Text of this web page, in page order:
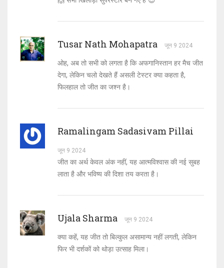
Tusar Nath Mohapatra जून 9 2024
ओह, अब तो सभी को लगता है कि अफगानिस्तान हर मैच जीत
देगा, लेकिन चलो देखते हैं असली टेस्टर क्या कहता है,
फिलहाल तो जीत का जश्न है।
Ramalingam Sadasivam Pillai
जून 9 2024
जीत का अर्थ केवल अंक नहीं, यह आत्मविश्वास की नई सुबह
लाता है और भविष्य की दिशा तय करता है।
Ujala Sharma जून 9 2024
क्या कहें, यह जीत तो बिल्कुल असामान्य नहीं लगती, लेकिन
फिर भी दर्शकों को थोड़ा उत्साह मिला।